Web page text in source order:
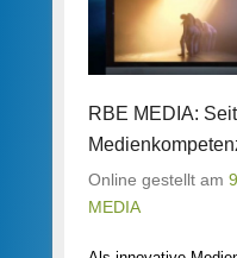
RBE MEDIA:
Online gestellt am
MEDIA